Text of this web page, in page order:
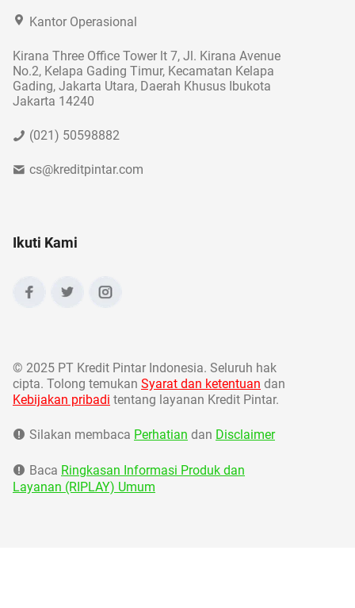
Kantor Operasional
Kirana Three Office Tower lt 7, Jl. Kirana Avenue
No.2, Kelapa Gading Timur, Kecamatan Kelapa
Gading, Jakarta Utara, Daerah Khusus Ibukota
Jakarta 14240
(021) 50598882
cs@kreditpintar.com
Ikuti Kami
© 2025 PT Kredit Pintar Indonesia. Seluruh hak
cipta. Tolong temukan Syarat dan ketentuan dan
Kebijakan pribadi tentang layanan Kredit Pintar.
Silakan membaca Perhatian dan Disclaimer
Baca Ringkasan Informasi Produk dan
Layanan (RIPLAY) Umum